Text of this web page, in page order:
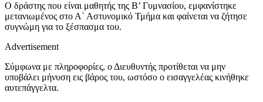
Ο δράστης που είναι μαθητής της Β’ Γυμνασίου, εμφανίστηκε
μετανιωμένος στο Α΄ Αστυνομικό Τμήμα και φαίνεται να ζήτησε
συγνώμη για το ξέσπασμα του.
Advertisement
Σύμφωνα με πληροφορίες, ο Διευθυντής προτίθεται να μην
υποβάλει μήνυση εις βάρος του, ωστόσο ο εισαγγελέας κινήθηκε
αυτεπάγγελτα.